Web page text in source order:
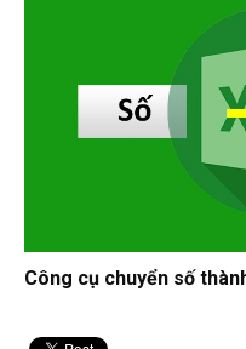
Công cụ chuyển số